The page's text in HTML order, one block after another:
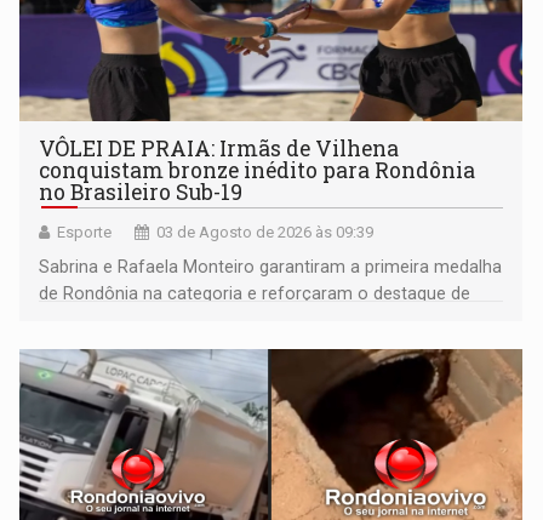
VÔLEI DE PRAIA: Irmãs de Vilhena
conquistam bronze inédito para Rondônia
no Brasileiro Sub-19
Esporte 03 de Agosto de 2026 às 09:39
Sabrina e Rafaela Monteiro garantiram a primeira medalha
de Rondônia na categoria e reforçaram o destaque de